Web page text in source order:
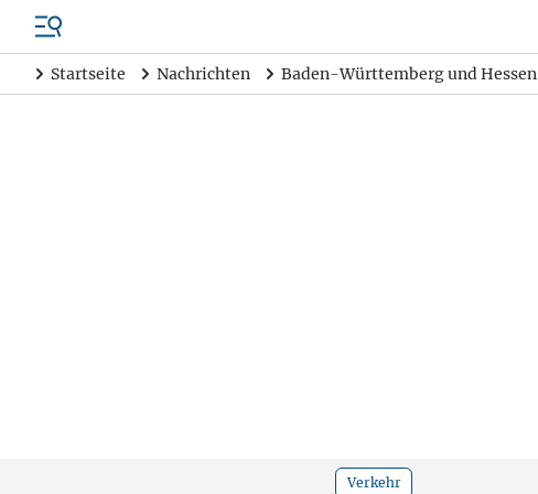
Startseite Nachrichten Baden-Württemberg und Hessen
Verkehr